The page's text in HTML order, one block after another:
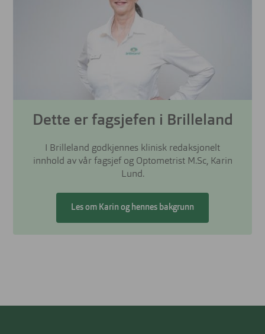
Dette er fagsjefen i Brilleland
I Brilleland godkjennes klinisk redaksjonelt
innhold av vår fagsjef og Optometrist M.Sc, Karin
Lund.
Les om Karin og hennes bakgrunn